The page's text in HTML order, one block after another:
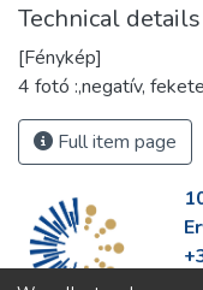
Technical details
[Fénykép]
4 fotó :,negatív,
Full item page